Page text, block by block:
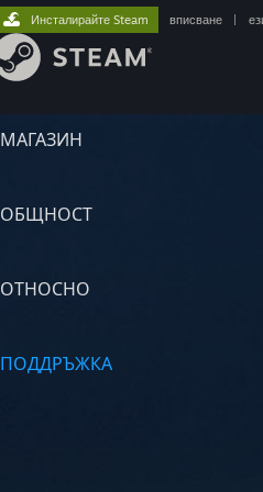
МАГАЗИН
ОБЩНОСТ
ОТНОСНО
ПОДДРЪЖКА
Инсталирайте Steam вписване